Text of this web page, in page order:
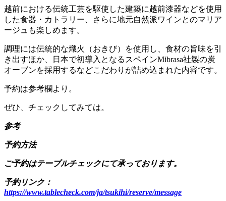
越前における伝統工芸を駆使した建築に越前漆器などを使用
した食器・カトラリー、さらに地元自然派ワインとのマリア
ージュも楽しめます。
調理には伝統的な熾火（おきび）を使用し、食材の旨味を引
き出すほか、日本で初導入となるスペインMibrasa社製の炭
オーブンを採用するなどこだわりが詰め込まれた内容です。
予約は参考欄より。
ぜひ、チェックしてみては。
参考
予約方法
ご予約はテーブルチェックにて承っております。
予約リンク：
https://www.tablecheck.com/ja/tsukihi/reserve/message